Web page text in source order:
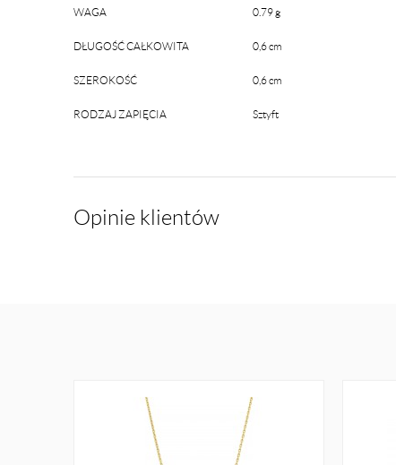
WAGA 0.79 g
DŁUGOŚĆ CAŁKOWITA 0,6 cm
SZEROKOŚĆ 0,6 cm
RODZAJ ZAPIĘCIA Sztyft
Opinie klientów